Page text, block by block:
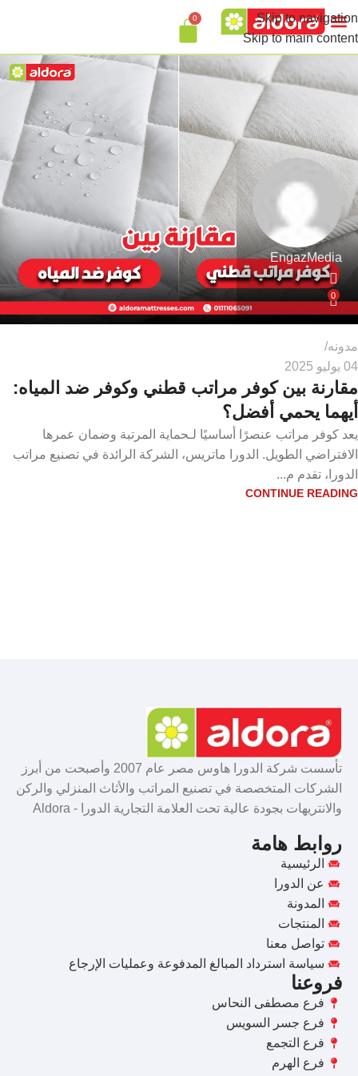
Skip to navigation
Skip to main content
0
EngazMedia
0
مدونه
04 يوليو 2025
مقارنة بين كوفر مراتب قطني وكوفر ضد المياه:
أيهما يحمي أفضل؟
يعد كوفر مراتب عنصرًا أساسيًا لـحماية المرتبة وضمان عمرها
الافتراضي الطويل. الدورا ماتريس، الشركة الرائدة في تصنيع مراتب
الدورا، تقدم م...
CONTINUE READING
تأسست شركة الدورا هاوس مصر عام 2007 وأصبحت من أبرز
الشركات المتخصصة في تصنيع المراتب والأثاث المنزلي والركن
والانتريهات بجودة عالية تحت العلامة التجارية الدورا - Aldora
روابط هامة
الرئيسية
عن الدورا
المدونة
المنتجات
تواصل معنا
سياسة استرداد المبالغ المدفوعة وعمليات الإرجاع
فروعنا
فرع مصطفى النحاس
فرع جسر السويس
فرع التجمع
فرع الهرم